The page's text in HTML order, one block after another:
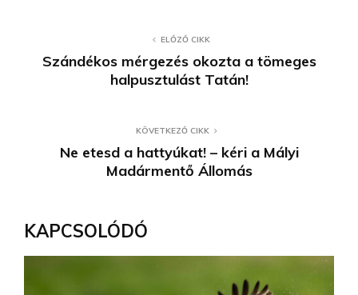
ELŐZŐ CIKK
Szándékos mérgezés okozta a tömeges
halpusztulást Tatán!
KÖVETKEZŐ CIKK
Ne etesd a hattyúkat! – kéri a Mályi
Madármentő Állomás
KAPCSOLÓDÓ